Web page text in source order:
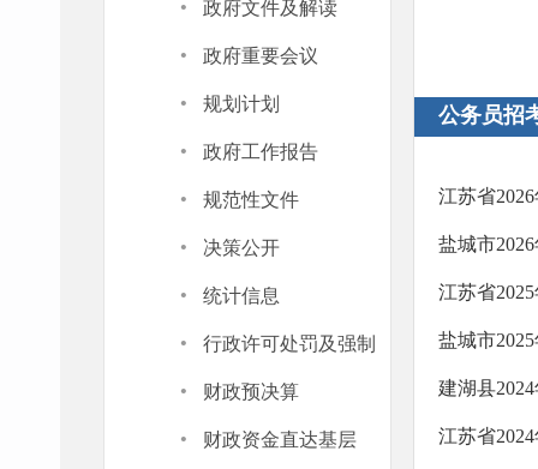
政府文件及解读
· 政府重要会议
· 规划计划
· 政府工作报告
· 规范性文件
· 决策公开
· 统计信息
· 行政许可处罚及强制
· 财政预决算
· 财政资金直达基层
公务员招
江苏省
盐城市
江苏省
盐城市
建湖县
江苏省